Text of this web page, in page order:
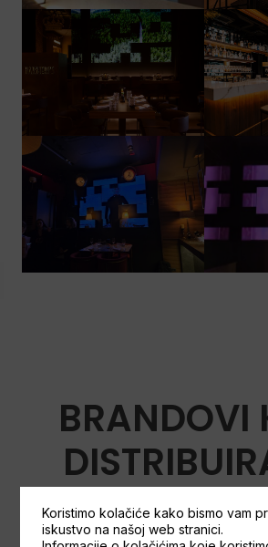
BRANDOVI
Koristimo kolačiće kako bismo vam
iskustvo na našoj web stranici.